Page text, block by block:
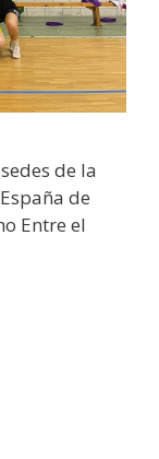
de la
de
Entre el